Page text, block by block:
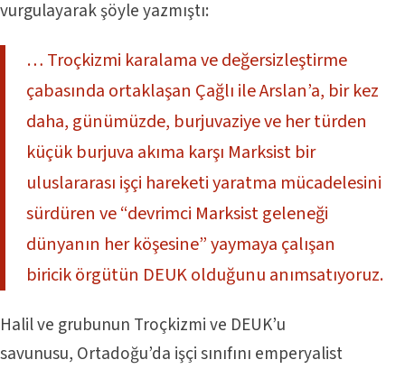
vurgulayarak şöyle yazmıştı:
… Troçkizmi karalama ve değersizleştirme
çabasında ortaklaşan Çağlı ile Arslan’a, bir kez
daha, günümüzde, burjuvaziye ve her türden
küçük burjuva akıma karşı Marksist bir
uluslararası işçi hareketi yaratma mücadelesini
sürdüren ve “devrimci Marksist geleneği
dünyanın her köşesine” yaymaya çalışan
biricik örgütün DEUK olduğunu anımsatıyoruz.
Halil ve grubunun Troçkizmi ve DEUK’u
savunusu, Ortadoğu’da işçi sınıfını emperyalist